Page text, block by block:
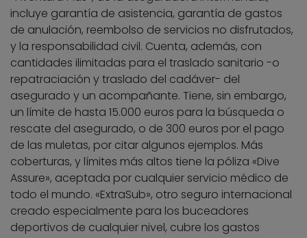
incluye garantía de asistencia, garantía de gastos
de anulación, reembolso de servicios no disfrutados,
y la responsabilidad civil. Cuenta, además, con
cantidades ilimitadas para el traslado sanitario -o
repatraciación y traslado del cadáver- del
asegurado y un acompañante. Tiene, sin embargo,
un límite de hasta 15.000 euros para la búsqueda o
rescate del asegurado, o de 300 euros por el pago
de las muletas, por citar algunos ejemplos. Más
coberturas, y límites más altos tiene la póliza «Dive
Assure», aceptada por cualquier servicio médico de
todo el mundo. «ExtraSub», otro seguro internacional
creado especialmente para los buceadores
deportivos de cualquier nivel, cubre los gastos